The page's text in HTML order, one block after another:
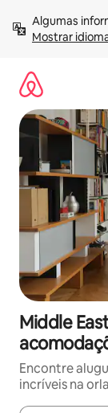
para
Mostrar
Middle
Encontre
incríveis na